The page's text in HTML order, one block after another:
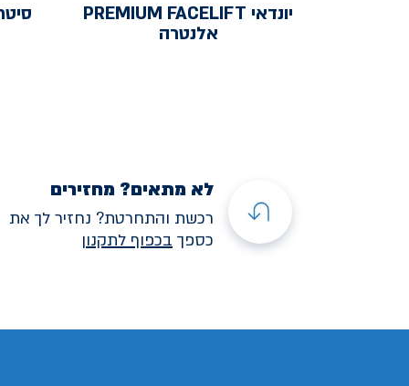
יונדאי PREMIUM FACELIFT
אלנטרה
לא מתאים? מחזירים
רכשת והתחרטת? נחזיר לך את
כספך בכפוף לתקנון